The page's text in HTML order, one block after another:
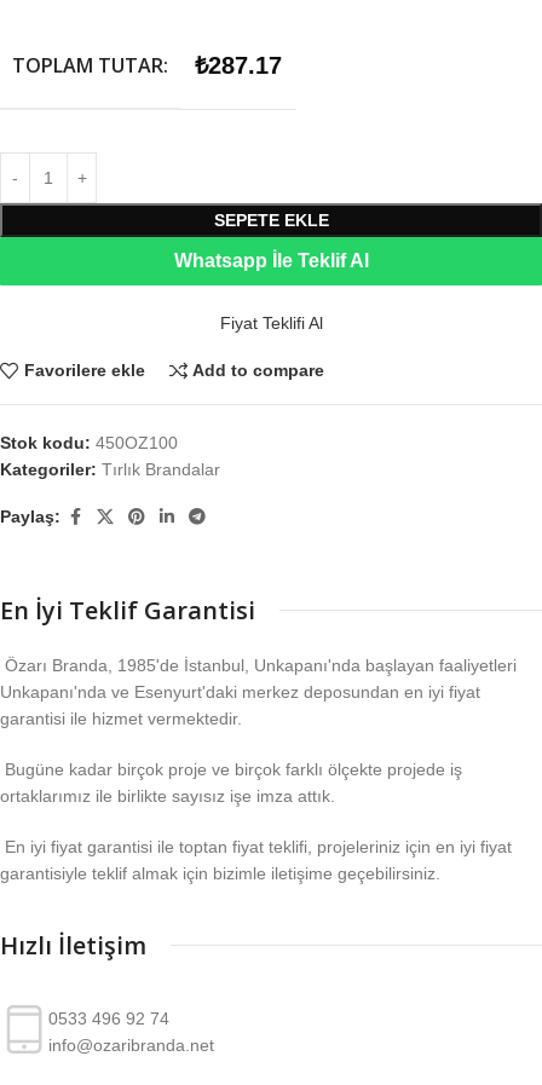
TOPLAM TUTAR: ₺287.17
SEPETE EKLE
Whatsapp İle Teklif Al
Fiyat Teklifi Al
Favorilere ekle Add to compare
Stok kodu: 450OZ100
Kategoriler: Tırlık Brandalar
Paylaş:
En İyi Teklif Garantisi
Özarı Branda, 1985'de İstanbul, Unkapanı'nda başlayan faaliyetleri
Unkapanı'nda ve Esenyurt'daki merkez deposundan en iyi fiyat
garantisi ile hizmet vermektedir.
Bugüne kadar birçok proje ve birçok farklı ölçekte projede iş
ortaklarımız ile birlikte sayısız işe imza attık.
En iyi fiyat garantisi ile toptan fiyat teklifi, projeleriniz için en iyi fiyat
garantisiyle teklif almak için bizimle iletişime geçebilirsiniz.
Hızlı İletişim
0533 496 92 74
info@ozaribranda.net